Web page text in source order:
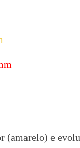
e